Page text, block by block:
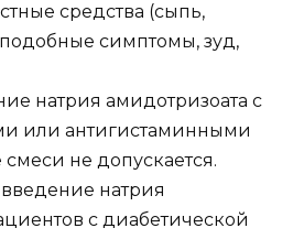
средства (сыпь,
симптомы, зуд,
натрия амидотризоата с
или антигистаминными
не допускается.
натрия
с диабетической